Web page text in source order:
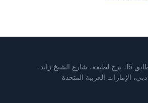
الجناح 1507، الطابق 15، برج لطيفة، شارع الشيخ زايد،